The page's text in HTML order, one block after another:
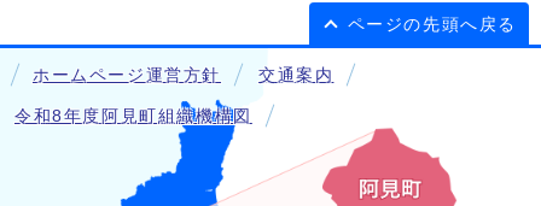
ページの先頭へ戻る
ホームページ運営方針 交通案内
令和8年度阿見町組織機構図